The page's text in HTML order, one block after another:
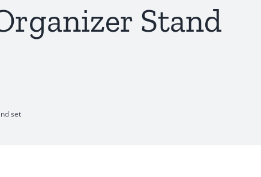
Stand
set